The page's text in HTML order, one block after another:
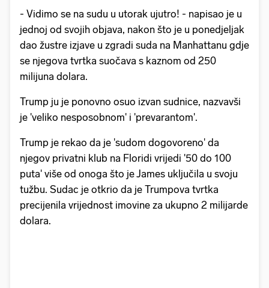
- Vidimo se na sudu u utorak ujutro! - napisao je u
jednoj od svojih objava, nakon što je u ponedjeljak
dao žustre izjave u zgradi suda na Manhattanu gdje
se njegova tvrtka suočava s kaznom od 250
milijuna dolara.
Trump ju je ponovno osuo izvan sudnice, nazvavši
je 'veliko nesposobnom' i 'prevarantom'.
Trump je rekao da je 'sudom dogovoreno' da
njegov privatni klub na Floridi vrijedi '50 do 100
puta' više od onoga što je James uključila u svoju
tužbu. Sudac je otkrio da je Trumpova tvrtka
precijenila vrijednost imovine za ukupno 2 milijarde
dolara.